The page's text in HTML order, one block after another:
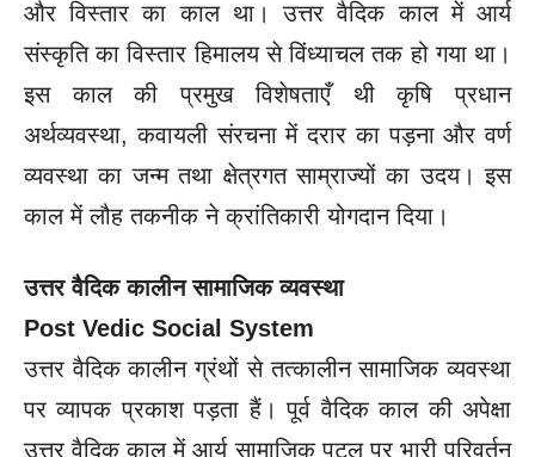
और विस्तार का काल था। उत्तर वैदिक काल में आर्य
संस्कृति का विस्तार हिमालय से विंध्याचल तक हो गया था।
इस काल की प्रमुख विशेषताएँ थी कृषि प्रधान
अर्थव्यवस्था, कवायली संरचना में दरार का पड़ना और वर्ण
व्यवस्था का जन्म तथा क्षेत्रगत साम्राज्यों का उदय। इस
काल में लौह तकनीक ने क्रांतिकारी योगदान दिया।
उत्तर वैदिक कालीन सामाजिक व्यवस्था
Post Vedic Social System
उत्तर वैदिक कालीन ग्रंथों से तत्कालीन सामाजिक व्यवस्था
पर व्यापक प्रकाश पड़ता हैं। पूर्व वैदिक काल की अपेक्षा
उत्तर वैदिक काल में आर्य सामाजिक पटल पर भारी परिवर्तन